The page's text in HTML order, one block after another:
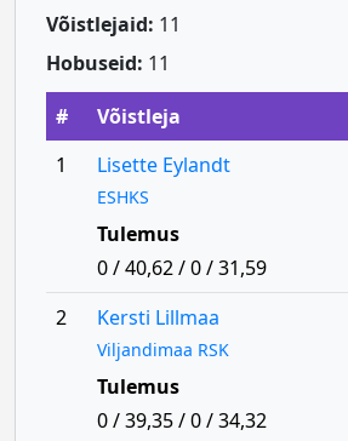
Võistlejaid: 11
Hobuseid: 11
#
Võistleja
1
Lisette Eylandt
ESHKS
Tulemus
0 / 40,62 / 0 / 31,59
2
Kersti Lillmaa
Viljandimaa RSK
Tulemus
0 / 39,35 / 0 / 34,32